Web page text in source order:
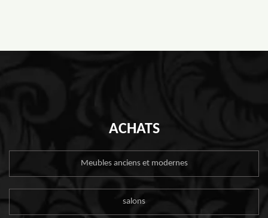
ACHATS
Meubles anciens et modernes
salons